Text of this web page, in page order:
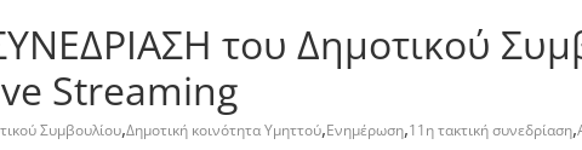
του Δημοτικού
Streaming
Συμβουλίου,Δημοτική κοινότητα Υμηττού,Ενημέρωση,11η τακτική συνεδρίαση,